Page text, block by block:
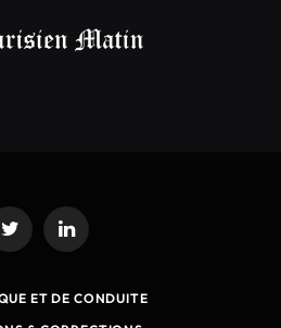
Twitter LinkedIn
ET DE CONDUITE